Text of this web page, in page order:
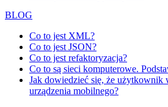
BLOG
Co to jest XML?
Co to jest JSON?
Co to jest refaktoryzacja?
Co to są sieci komputerowe.
Jak dowiedzieć się, że użytkownik
urządzenia mobilnego?